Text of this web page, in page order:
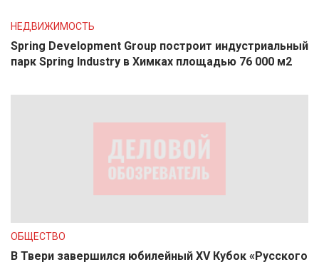
НЕДВИЖИМОСТЬ
Spring Development Group построит индустриальный
парк Spring Industry в Химках площадью 76 000 м2
ОБЩЕСТВО
В Твери завершился юбилейный XV Кубок «Русского